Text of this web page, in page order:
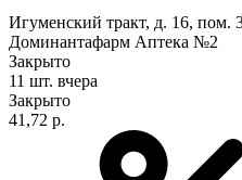
Игуменский тракт, д. 16, пом.
Доминантафарм Аптека №2
Закрыто
11 шт. вчера
Закрыто
41,72 р.